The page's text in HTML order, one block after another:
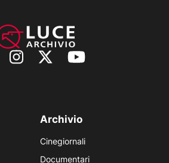
Archivio
Cinegiornali
Documentari